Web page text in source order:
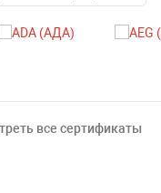
все сертификаты